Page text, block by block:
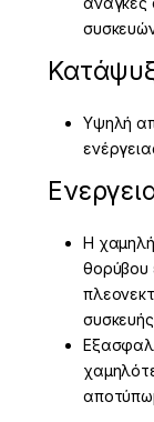
Υψηλή
Η
θορύβου